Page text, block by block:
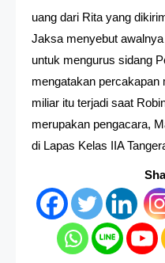
uang dari Rita yang
Jaksa menyebut
untuk mengurus sidang
mengatakan percakapan
miliar itu terjadi saat
merupakan pengacara,
di Lapas Kelas IIA